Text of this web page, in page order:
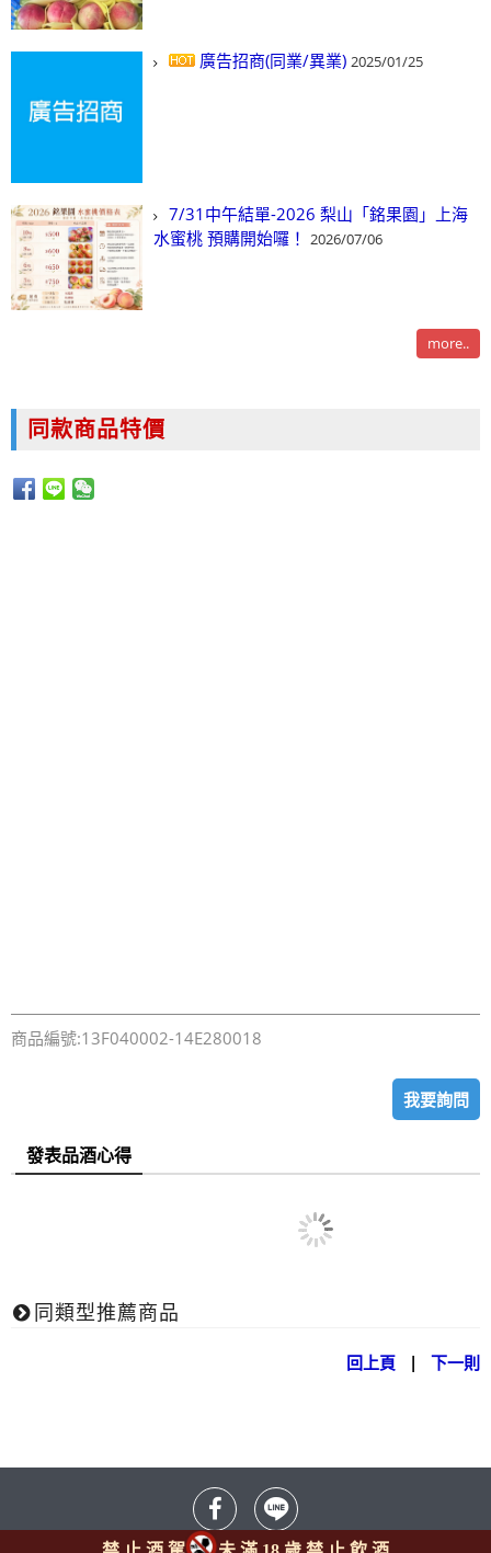
廣告招商(同業/異業) 2025/01/25
7/31中午結單-2026 梨山「銘果園」上海
水蜜桃 預購開始囉！ 2026/07/06
more..
同款商品特價
商品編號:13F040002-14E280018
我要詢問
發表品酒心得
同類型推薦商品
回上頁 | 下一則